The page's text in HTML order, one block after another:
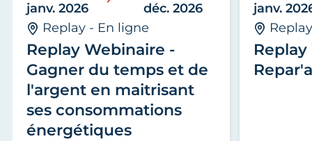
Replay Webinaire -
Gagner du temps et de
l'argent en maitrisant
ses consommations
énergétiques
janv. 2026
déc. 2026
Replay - En ligne
janv.